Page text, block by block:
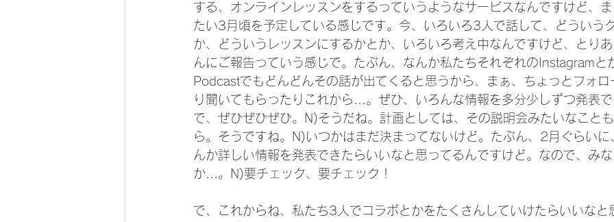
する、オンラインレッスンをするっていうようなサービスなんですけど、
たい3月頃を予定している感じです。今、いろいろ3人で話して、どういう
か、どういうレッスンにするかとか、いろいろ考え中なんですけど、とり
んにご報告っていう感じで。たぶん、なんか私たちそれぞれのInstagramと
Podcastでもどんどんその話が出てくると思うから、まぁ、ちょっとフォロ
り聞いてもらったりこれから...。ぜひ、いろんな情報を多分少しずつ発表
で、ぜひぜひぜひ。N)そうだね。計画としては、その説明会みたいなこと
ら。そうですね。N)いつかはまだ決まってないけど。たぶん、2月ぐらいに
んか詳しい情報を発表できたらいいなと思ってるんですけど。なので、み
か...。N)要チェック、要チェック！
で、これからね、私たち3人でコラボとかをたくさんしていけたらいいなと